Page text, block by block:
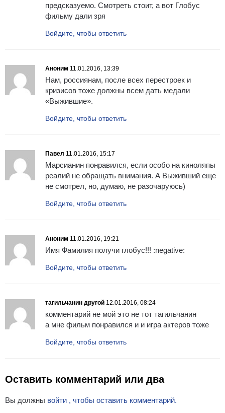
предсказуемо. Смотреть стоит, а вот Глобус
фильму дали зря
Войдите, чтобы ответить
Аноним 11.01.2016, 13:39
Нам, россиянам, после всех перестроек и
кризисов тоже должны всем дать медали
«Выжившие».
Войдите, чтобы ответить
Павел 11.01.2016, 15:17
Марсианин понравился, если особо на киноляпы
реалий не обращать внимания. А Выживший еще
не смотрел, но, думаю, не разочаруюсь)
Войдите, чтобы ответить
Аноним 11.01.2016, 19:21
Имя Фамилия получи глобус!!! :negative:
Войдите, чтобы ответить
тагильчанин другой 12.01.2016, 08:24
комментарий не мой это не тот тагильчанин
а мне фильм понравился и и игра актеров тоже
Войдите, чтобы ответить
Оставить комментарий или два
Вы должны войти , чтобы оставить комментарий.